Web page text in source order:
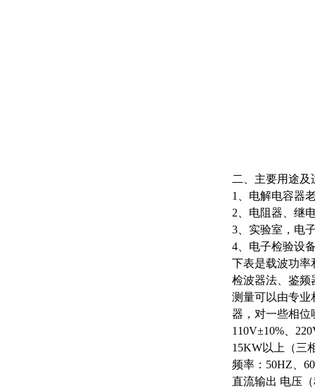
二、主要用途及
1、电解电容器
2、电阻器、继
3、实验室，电
4、电子检验设
下表是载波功率
检波器法、鉴频
测量可以由专业
器，对一些相位
110V±10%、
15KW以上（三
频率： 50HZ、
直流输出 电压